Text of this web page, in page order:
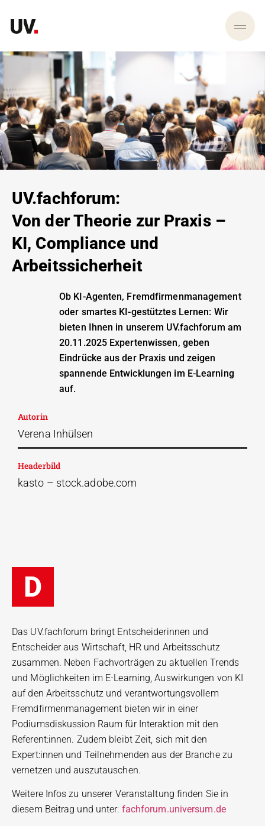
UV.fachforum:
Von der Theorie zur Praxis –
KI, Compliance und
Arbeitssicherheit
Verena Inhülsen
Autorin
kasto – stock.adobe.com
Headerbild
Ob KI-Agenten, Fremdfirmenmanagement
oder smartes KI-gestütztes Lernen: Wir
bieten Ihnen in unserem UV.fachforum am
20.11.2025 Expertenwissen, geben
Eindrücke aus der Praxis und zeigen
spannende Entwicklungen im E-Learning
auf.
D
Das UV.fachforum bringt Entscheiderinnen und
Entscheider aus Wirtschaft, HR und Arbeitsschutz
zusammen. Neben Fachvorträgen zu aktuellen Trends
und Möglichkeiten im E-Learning, Auswirkungen von KI
auf den Arbeitsschutz und verantwortungsvollem
Fremdfirmenmanagement bieten wir in einer
Podiumsdiskussion Raum für Interaktion mit den
Referent:innen. Zudem bleibt Zeit, sich mit den
Expert:innen und Teilnehmenden aus der Branche zu
vernetzen und auszutauschen.
Weitere Infos zu unserer Veranstaltung finden Sie in
diesem Beitrag und unter: fachforum.universum.de